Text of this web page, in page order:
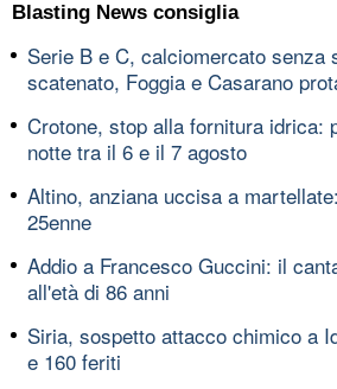
Blasting News consiglia
Serie B e C, calciomercato senza
scatenato, Foggia e Casarano
Crotone, stop alla fornitura idrica:
notte tra il 6 e il 7 agosto
Altino, anziana uccisa a
25enne
Addio a Francesco Guccini: il
all'età di 86 anni
Siria, sospetto attacco chimico a
e 160 feriti